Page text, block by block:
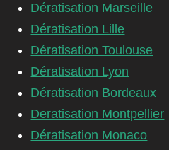
Dératisation Marseille
Dératisation Lille
Dératisation Toulouse
Dératisation Lyon
Dératisation Bordeaux
Deratisation Montpellier
Dératisation Monaco